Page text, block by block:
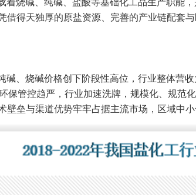
烧碱、纯碱、盐酸等基础化工品生产职能
借得天独厚的原盐资源、完善的产业链配套
碱、烧碱价格创下阶段性高位，行业整体营
保管控趋严，行业加速洗牌，规模化、规
垒与渠道优势牢牢占据主流市场，区域中小